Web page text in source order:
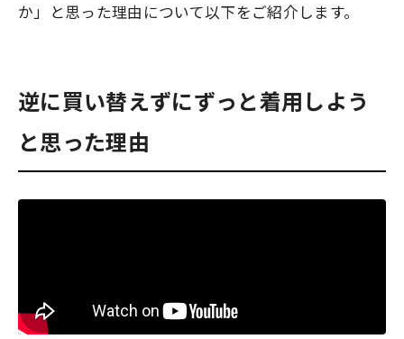
か」と思った理由について以下をご紹介します。
逆に買い替えずにずっと着用しよう
と思った理由